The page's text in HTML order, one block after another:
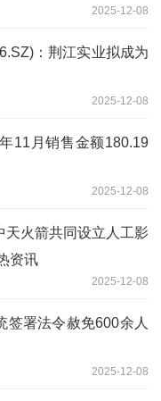
2025-12-08
：荆江实业拟成为
2025-12-08
11月销售金额180.19
2025-12-08
天火箭共同设立人工影
资讯
2025-12-08
签署法令赦免600余人
2025-12-08